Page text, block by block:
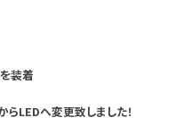
装着
らLEDへ変更致しました！